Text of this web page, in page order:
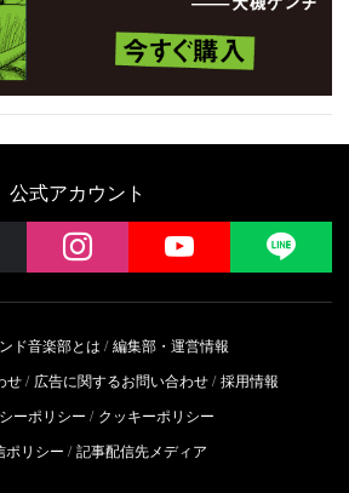
公式アカウント
instagram YouTube
ド音楽部とは
編集部・運営情報
せ
広告に関するお問い合わせ 採用情報
ーポリシー
クッキーポリシー
ポリシー
記事配信先メディア